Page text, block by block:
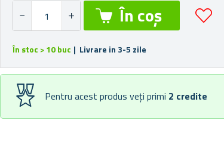
În stoc > 10 buc | Livrare in 3-5 zile
Pentru acest produs veți primi 2 credite